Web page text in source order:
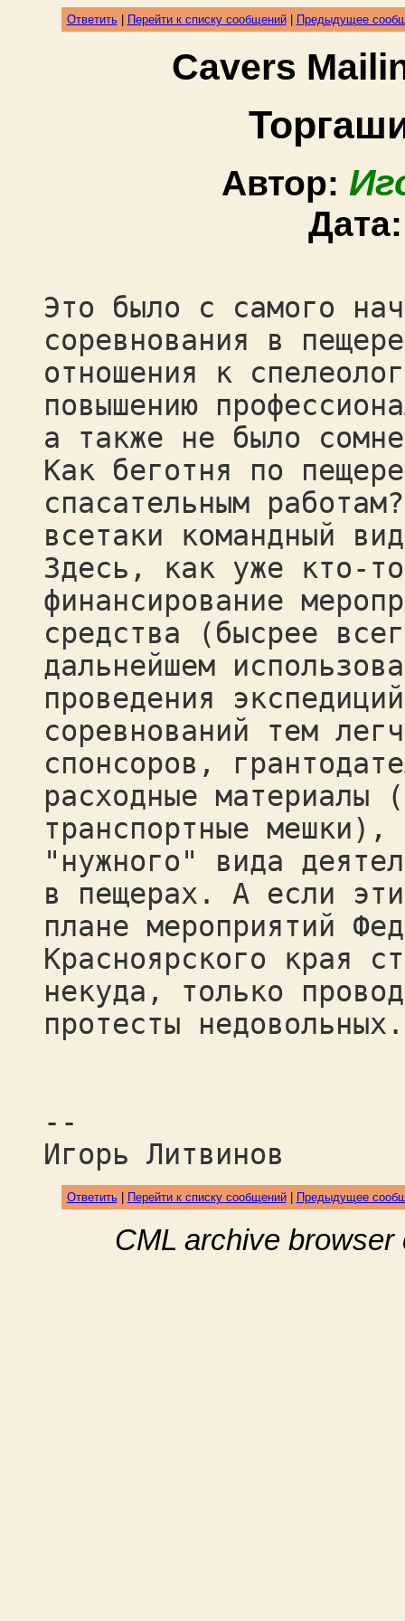
Ответить| Перейти к списку сообщений| Предыдущее
Cavers
Автор:
Это было с самого
соревнования в
отношения к
повышению
а также не было
Как беготня по
спасательным
всетаки командный
Здесь, как уже кто-
финансирование
средства (бысрее
дальнейшем
проведения
соревнований тем
спонсоров,
расходные материалы
транспортные мешки),
"нужного" вида
в пещерах. А если
плане мероприятий
Красноярского края
некуда, только
протесты
--
Игорь Литвинов
Ответить| Перейти к списку сообщений| Предыдущее
CML archive